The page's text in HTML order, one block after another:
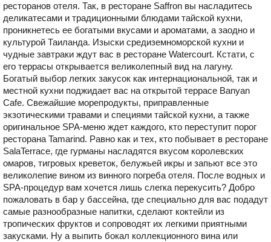
ресторанов отеля. Так, в ресторане Saffron вы насладитесь
деликатесами и традиционными блюдами тайской кухни,
проникнетесь ее богатыми вкусами и ароматами, а заодно и
культурой Таиланда. Изыски средиземноморской кухни и
чудные завтраки ждут вас в ресторане Watercourt. Кстати, с
его террасы открывается великолепный вид на лагуну.
Богатый выбор легких закусок как интернациональной, так и
местной кухни поджидает вас на открытой террасе Banyan
Cafe. Свежайшие морепродукты, приправленные
экзотическими травами и специями тайской кухни, а также
оригинальное SPA-меню ждет каждого, кто переступит порог
ресторана Tamarind. Равно как и тех, кто побывает в ресторане
SalaTerrace, где гурманы насладятся вкусом королевских
омаров, тигровых креветок, белужьей икры и запьют все это
великолепие вином из винного погреба отеля. После водных и
SPA-процедур вам хочется лишь слегка перекусить? Добро
пожаловать в бар у бассейна, где специально для вас подадут
самые разнообразные напитки, сделают коктейли из
тропических фруктов и сопроводят их легкими приятными
закусками. Ну а выпить бокал коллекционного вина или